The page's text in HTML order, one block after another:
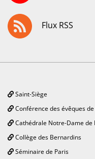
Flux RSS
Saint-Siège
Conférence des évêques de
Cathédrale Notre-Dame de
Collège des Bernardins
Séminaire de Paris